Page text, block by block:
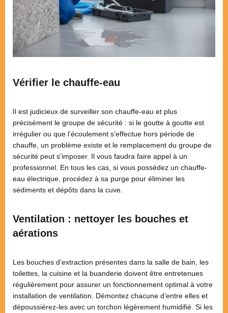
Vérifier le chauffe-eau
Il est judicieux de surveiller son chauffe-eau et plus
précisément le groupe de sécurité : si le goutte à goutte est
irrégulier ou que l’écoulement s’effectue hors période de
chauffe, un problème existe et le remplacement du groupe de
sécurité peut s’imposer. Il vous faudra faire appel à un
professionnel. En tous les cas, si vous possédez un chauffe-
eau électrique, procédez à sa purge pour éliminer les
sédiments et dépôts dans la cuve.
Ventilation : nettoyer les bouches et
aérations
Les bouches d’extraction présentes dans la salle de bain, les
toilettes, la cuisine et la buanderie doivent être entretenues
régulièrement pour assurer un fonctionnement optimal à votre
installation de ventilation. Démontez chacune d’entre elles et
dépoussiérez-les avec un torchon légèrement humidifié. Si les